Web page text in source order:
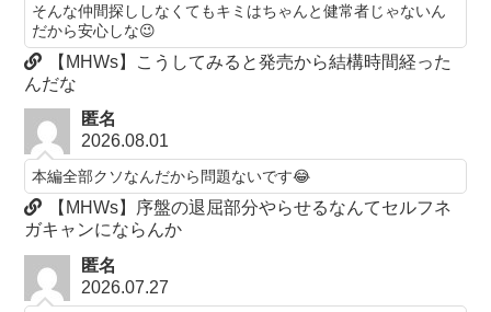
そんな仲間探ししなくてもキミはちゃんと健常者じゃないん
だから安心しな😉
【MHWs】こうしてみると発売から結構時間経った
んだな
匿名
2026.08.01
本編全部クソなんだから問題ないです😂
【MHWs】序盤の退屈部分やらせるなんてセルフネ
ガキャンにならんか
匿名
2026.07.27